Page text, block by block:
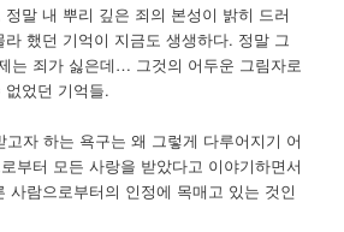
말 내 뿌리 깊은 죄의 본성이 밝히 드러
했던 기억이 지금도 생생하다. 정말 그
는 죄가 싫은데… 그것의 어두운 그림자로
었던 기억들.
고자 하는 욕구는 왜 그렇게 다루어지기 어
부터 모든 사랑을 받았다고 이야기하면서
사람으로부터의 인정에 목매고 있는 것인